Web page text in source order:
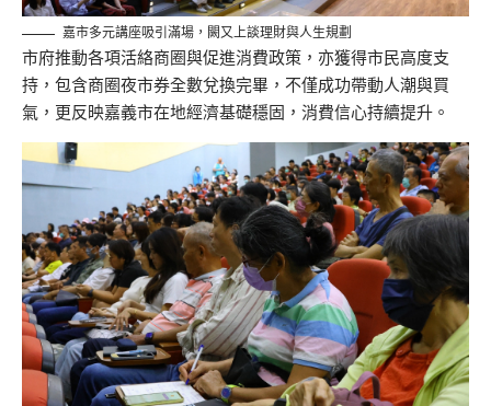
嘉市多元講座吸引滿場，闕又上談理財與人生規劃
市府推動各項活絡商圈與促進消費政策，亦獲得市民高度支
持，包含商圈夜市券全數兌換完畢，不僅成功帶動人潮與買
氣，更反映嘉義市在地經濟基礎穩固，消費信心持續提升。